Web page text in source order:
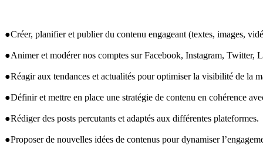
●Créer, planifier et publier du contenu engageant (textes, images,
●Animer et modérer nos comptes sur Facebook, Instagram, Twitter,
●Réagir aux tendances et actualités pour optimiser la visibilité de la
●Définir et mettre en place une stratégie de contenu en cohérence
●Rédiger des posts percutants et adaptés aux différentes plateformes.
●Proposer de nouvelles idées de contenus pour dynamiser